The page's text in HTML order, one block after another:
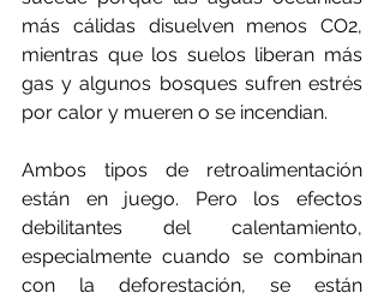
más cálidas disuelven menos CO2,
mientras que los suelos liberan más
gas y algunos bosques sufren estrés
por calor y mueren o se incendian.
Ambos tipos de retroalimentación
están en juego. Pero los efectos
debilitantes del calentamiento,
especialmente cuando se combinan
con la deforestación, se están